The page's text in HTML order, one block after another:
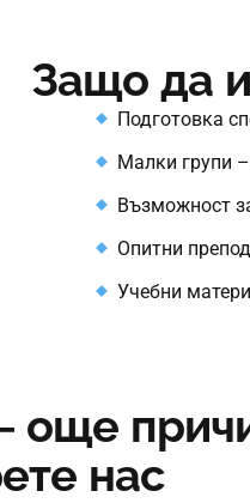
Защо да
Подготовка
Малки групи
Възможност
Опитни
Учебни
още
нас